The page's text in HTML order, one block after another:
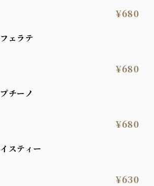
¥680
カフェラテ
¥680
カプチーノ
¥680
アイスティー
¥630